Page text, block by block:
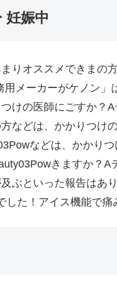
妊娠中
りオススメできまの
メーカーがケノン
けの医師にごすか？
などは、かかりつけ
などは、かかり
きますか？
ぶといった報告はあ
した！アイス機能で痛